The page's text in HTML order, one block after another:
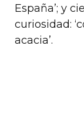
España’; y
curiosidad:
acacia’.